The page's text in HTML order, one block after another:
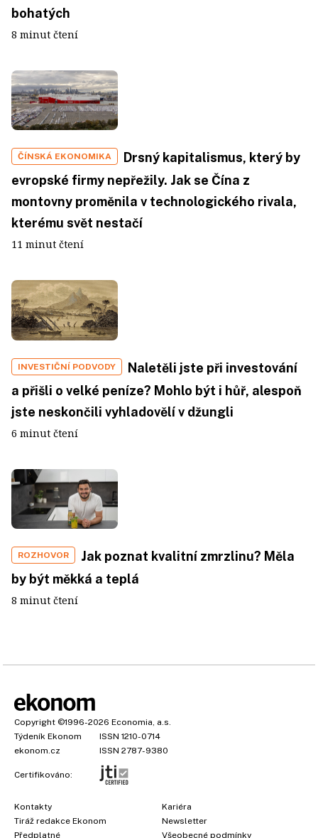
bohatých
8 minut čtení
ČÍNSKÁ EKONOMIKA
Drsný kapitalismus, který by
evropské firmy nepřežily. Jak se Čína z
montovny proměnila v technologického rivala,
kterému svět nestačí
11 minut čtení
INVESTIČNÍ PODVODY
Naletěli jste při investování
a přišli o velké peníze? Mohlo být i hůř, alespoň
jste neskončili vyhladovělí v džungli
6 minut čtení
ROZHOVOR
Jak poznat kvalitní zmrzlinu? Měla
by být měkká a teplá
8 minut čtení
Copyright ©1996-2026 Economia, a.s.
Týdeník Ekonom
ISSN 1210-0714
ekonom.cz
ISSN 2787-9380
Certifikováno:
Kontakty
Tiráž redakce Ekonom
Předplatné
Kariéra
Newsletter
Všeobecné podmínky